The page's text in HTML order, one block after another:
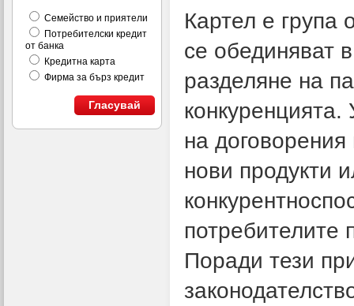
Семейство и приятели
Потребителски кредит
от банка
Кредитна карта
Фирма за бърз кредит
Гласувай
Картел е група
се обединяват
разделяне на
конкуренцията.
на
нови продукти
потребителите
Поради тези